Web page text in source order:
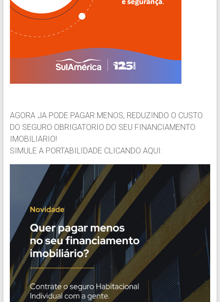
AGORA JA PODE PAGAR MENOS, REDUZINDO O CUSTO
DO SEGURO OBRIGATORIO DO SEU FINANCIAMENTO
IMOBILIARIO!
SIMULE A PORTABILIDADE CLICANDO AQUI: